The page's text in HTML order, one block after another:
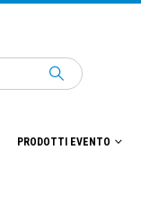
PRODOTTI EVENTO